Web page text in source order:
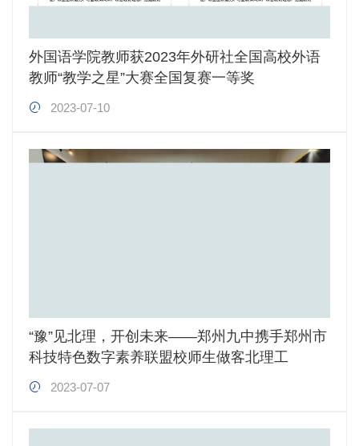
外国语学院教师获2023年外研社全国高校外语
教师“教学之星”大赛全国复赛一等奖
2023-07-10
“豫”见北理，开创未来——郑州九中携手郑州市
科技特色数字素养联盟校师生做客北理工
2023-07-07